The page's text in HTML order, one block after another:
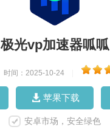
极光vp加速器呱呱
时间：2025-10-24
苹果下载
安卓市场，安全绿色